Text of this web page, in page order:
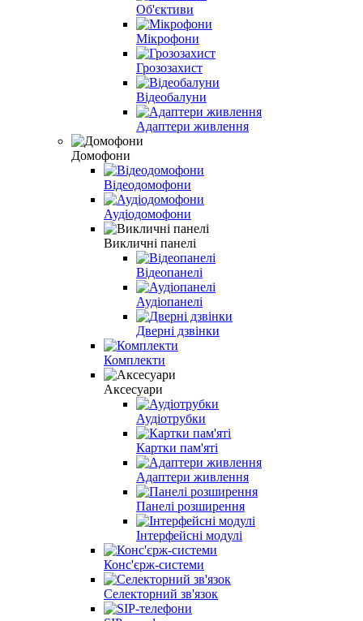
Об'єктиви
Мікрофони
Грозозахист
Відеобалуни
Адаптери живлення
Домофони
Відеодомофони
Аудіодомофони
Викличні панелі
Відеопанелі
Аудіопанелі
Дверні дзвінки
Комплекти
Аксесуари
Аудіотрубки
Картки пам'яті
Адаптери живлення
Панелі розширення
Інтерфейсні модулі
Конс'єрж-системи
Селекторний зв'язок